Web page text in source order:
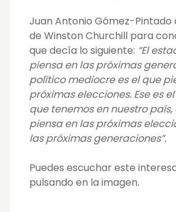
Juan Antonio Gómez-Pintado
de Winston Churchill para
que decía lo siguiente: “El
piensa en las próximas
político mediocre es el que
próximas elecciones. Ese es
que tenemos en nuestro país,
piensa en las próximas
las próximas generaciones”.
Puedes escuchar este
pulsando en la imagen.